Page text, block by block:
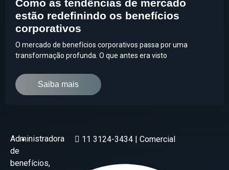
Como as tendências de mercado
estão redefinindo os benefícios
corporativos
O mercado de benefícios corporativos passa por uma
transformação profunda. O que antes era visto
Saiba mais
Administradora
de
benefícios,
11 3124-3434 | Comercial